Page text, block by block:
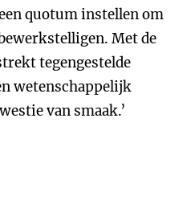
quotum instellen om
Met de
tegengestelde
wetenschappelijk
van smaak.’